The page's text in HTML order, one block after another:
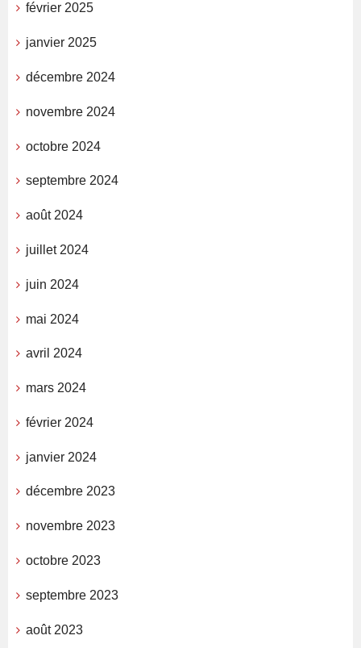
février 2025
janvier 2025
décembre 2024
novembre 2024
octobre 2024
septembre 2024
août 2024
juillet 2024
juin 2024
mai 2024
avril 2024
mars 2024
février 2024
janvier 2024
décembre 2023
novembre 2023
octobre 2023
septembre 2023
août 2023